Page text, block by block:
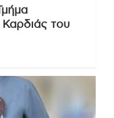
του